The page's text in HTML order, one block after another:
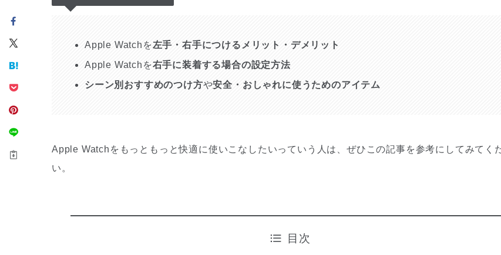
Apple Watchを左手・右手につけるメリット・デメリット
Apple Watchを右手に装着する場合の設定方法
シーン別おすすめのつけ方や安全・おしゃれに使うためのアイテム
Apple Watchをもっともっと快適に使いこなしたいっていう人は、ぜひこの記事を参考にしてみてく
い。
目次